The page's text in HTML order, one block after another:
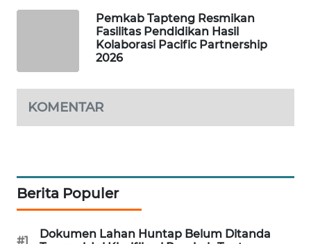
Pemkab Tapteng Resmikan
Fasilitas Pendidikan Hasil
Kolaborasi Pacific Partnership
2026
KOMENTAR
Berita Populer
#1
Dokumen Lahan Huntap Belum Ditanda
KARING
NEWS
JURNAL
HUMBANG
NEWS
GARONGGANG
NEWS